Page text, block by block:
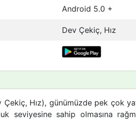
Android 5.0 +
Dev Çekiç, Hız
Hız), günümüzde pek çok
seviyesine sahip olmasına